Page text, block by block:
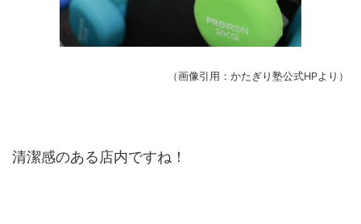
（画像引用：かたぎり塾公式HPより）
清潔感のある店内ですね！